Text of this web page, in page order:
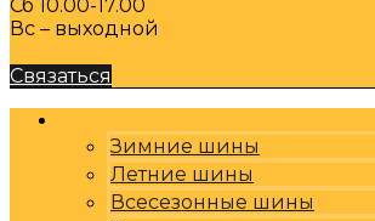
Сб 10.00-17.00
Вс – выходной
Связаться
Зимние шины
Летние шины
Всесезонные шины